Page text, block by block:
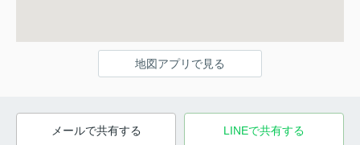
地図アプリで見る
メールで共有する LINEで共有する